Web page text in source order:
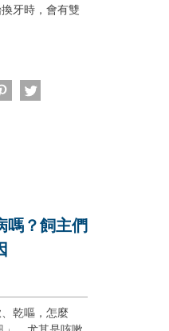
牙時，會有雙
嗎？飼主們
乾嘔，怎麼